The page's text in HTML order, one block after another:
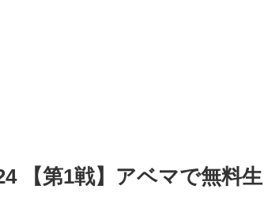
【第1戦】アベマで無料生